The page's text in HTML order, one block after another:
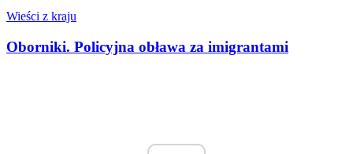
Wieści z kraju
Oborniki. Policyjna obława za imigrantami